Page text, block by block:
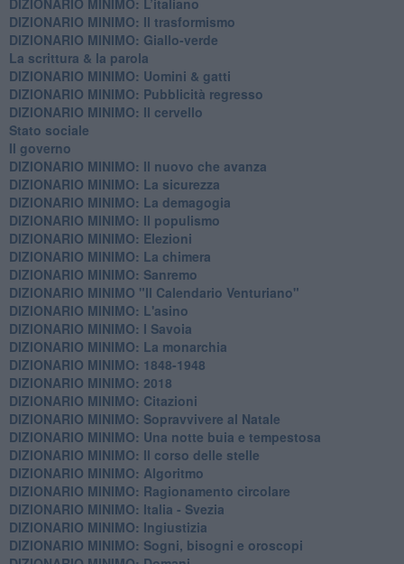
DIZIONARIO MINIMO: Il trasformismo
DIZIONARIO MINIMO: Giallo-verde
La scrittura & la parola
​DIZIONARIO MINIMO: Uomini & gatti
DIZIONARIO MINIMO: ​Pubblicità regresso
DIZIONARIO MINIMO: Il cervello
Stato sociale
Il governo
DIZIONARIO MINIMO: Il nuovo che avanza
DIZIONARIO MINIMO: La sicurezza
DIZIONARIO MINIMO: La demagogia
DIZIONARIO MINIMO: Il populismo
DIZIONARIO MINIMO: Elezioni
DIZIONARIO MINIMO: La chimera
DIZIONARIO MINIMO: Sanremo
DIZIONARIO MINIMO "Il Calendario Venturiano"
DIZIONARIO MINIMO: L'asino
DIZIONARIO MINIMO: I Savoia
DIZIONARIO MINIMO: La monarchia
DIZIONARIO MINIMO: 1848-1948
DIZIONARIO MINIMO: 2018
DIZIONARIO MINIMO: Citazioni
DIZIONARIO MINIMO: ​Sopravvivere al Natale
DIZIONARIO MINIMO: ​Una notte buia e tempestosa
DIZIONARIO MINIMO: Il corso delle stelle
DIZIONARIO MINIMO: Algoritmo
DIZIONARIO MINIMO: Ragionamento circolare
DIZIONARIO MINIMO: Italia - Svezia
DIZIONARIO MINIMO: ​Ingiustizia
DIZIONARIO MINIMO: ​Sogni, bisogni e oroscopi